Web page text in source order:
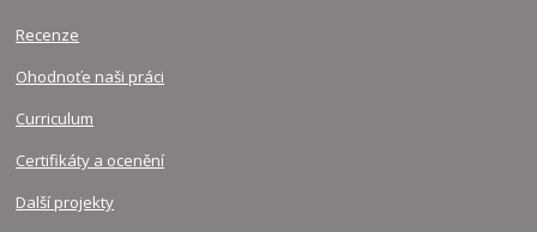
Recenze
Ohodnoťe naši práci
Curriculum
Certifikáty a ocenění
Další projekty